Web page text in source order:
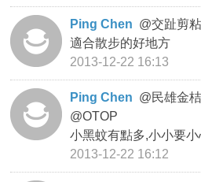
Ping Chen @交趾剪
適合散步的好地方
2013-12-22 16:13
Ping Chen @民雄金
@OTOP
小黑蚊有點多,小小要小
2013-12-22 16:12